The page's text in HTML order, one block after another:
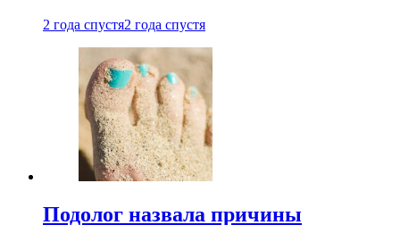
2 года спустя2 года спустя
Подолог назвала причины